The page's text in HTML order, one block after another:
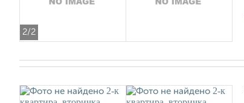
2/2